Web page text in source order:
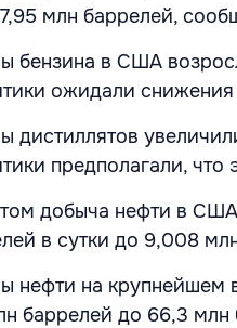
млн баррелей,
бензина в США
ожидали
дистиллятов
предполагали, что
добыча нефти в США
в сутки до 9,008
нефти на крупнейшем
баррелей до 66,3 млн